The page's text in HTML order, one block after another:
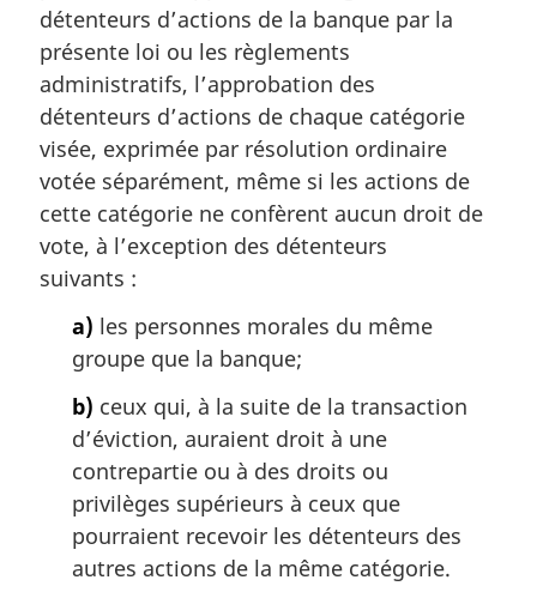
a
g
i
n
a
e
:
détenteurs d’actions de la banque par la
présente loi ou les règlements
administratifs, l’approbation des
détenteurs d’actions de chaque catégorie
visée, exprimée par résolution ordinaire
votée séparément, même si les actions de
cette catégorie ne confèrent aucun droit de
vote, à l’exception des détenteurs
suivants :
a) les personnes morales du même
groupe que la banque;
b) ceux qui, à la suite de la transaction
d’éviction, auraient droit à une
contrepartie ou à des droits ou
privilèges supérieurs à ceux que
pourraient recevoir les détenteurs des
autres actions de la même catégorie.